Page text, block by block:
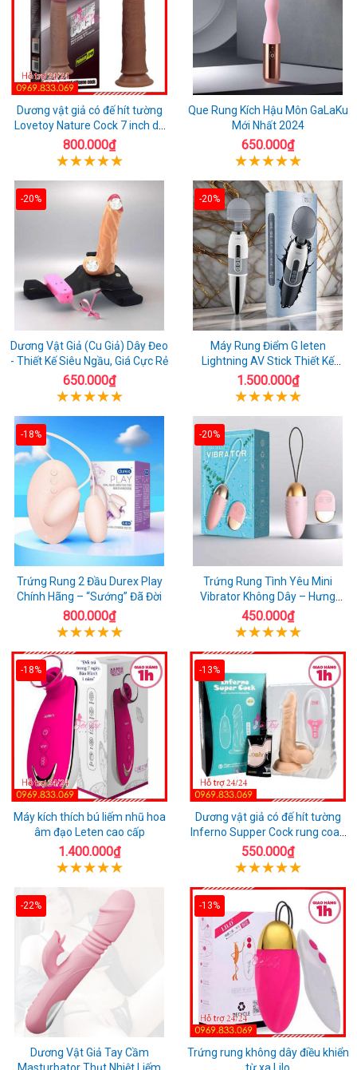
Dương vật giả có đế hít tường
Lovetoy Nature Cock 7 inch da
đen
800.000₫
Que Rung Kích Hậu Môn GaLaKu
Mới Nhất 2024
650.000₫
-20%
Dương Vật Giả (Cu Giả) Dây Đeo
- Thiết Kế Siêu Ngầu, Giá Cực Rẻ
650.000₫
-20%
Máy Rung Điểm G leten
Lightning AV Stick Thiết Kế
Thông Minh
1.500.000₫
-18%
Trứng Rung 2 Đầu Durex Play
Chính Hãng – “Sướng” Đã Đời
800.000₫
-20%
Trứng Rung Tình Yêu Mini
Vibrator Không Dây – Hưng
Phấn Mọi Nơi
450.000₫
-18%
Máy kích thích bú liếm nhũ hoa
âm đạo Leten cao cấp
1.400.000₫
-13%
Dương vật giả có đế hít tường
Inferno Supper Cock rung coay
7 chế độ
550.000₫
-22%
Dương Vật Giả Tay Cầm
Masturbator Thụt Nhiệt Liếm
-13%
Trứng rung không dây điều khiển
từ xa Lilo